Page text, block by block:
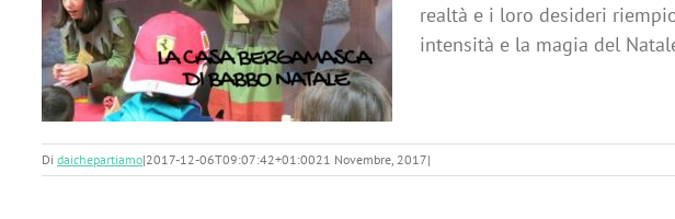
realtà e i loro desideri
intensità e la magia del
Di daichepartiamo|2017-12-06T09:07:42+01:0021 Novembre, 2017|